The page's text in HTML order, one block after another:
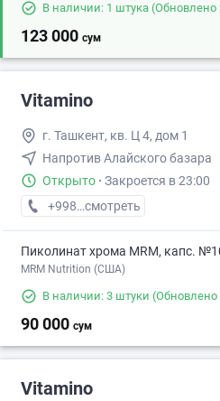
В наличии: 1 штука (Обновлено
123 000 сум
Vitamino
г. Ташкент, кв. Ц 4, дом 1
Напротив Алайского базара
Открыто · Закроется в 23:00
+998 (77) XXX-XX-XX
смотреть
Пиколинат хрома MRM, капс.
MRM Nutrition (США)
В наличии: 3 штуки
90 000 сум
Vitamino